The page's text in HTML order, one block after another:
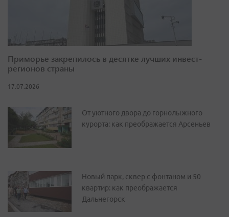
Приморье закрепилось в десятке лучших инвест-
регионов страны
17.07.2026
От уютного двора до горнолыжного
курорта: как преображается Арсеньев
Новый парк, сквер с фонтаном и 50
квартир: как преображается
Дальнегорск